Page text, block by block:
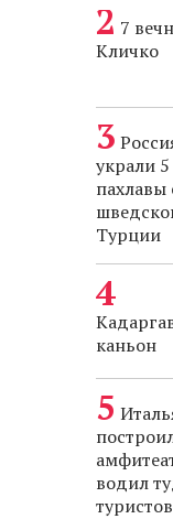
7
Кличко
украли 5
пахлавы
Турции
каньон
водил
туристов